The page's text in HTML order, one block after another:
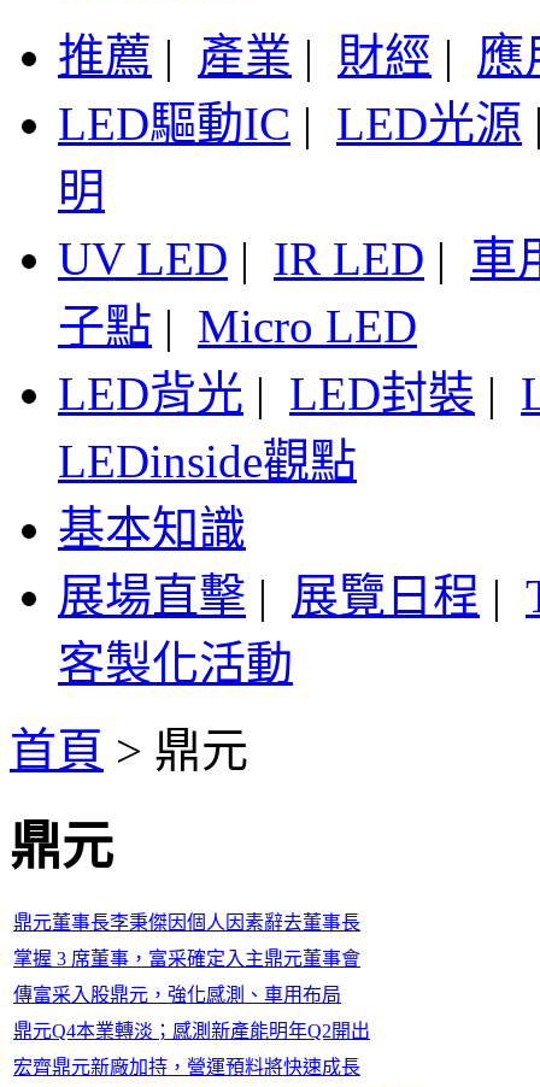
推薦 | 產業 | 財經 | 應
LED驅動IC | LED光源
明
UV LED | IR LED | 車
子點 | Micro LED
LED背光 | LED封裝 |
LEDinside觀點
基本知識
展場直擊 | 展覽日程 |
客製化活動
首頁 > 鼎元
鼎元
鼎元董事長李秉傑因個人因素辭去董事長
掌握 3 席董事，富采確定入主鼎元董事會
傳富采入股鼎元，強化感測、車用布局
鼎元Q4本業轉淡；感測新產能明年Q2開出
宏齊鼎元新廠加持，營運預料將快速成長